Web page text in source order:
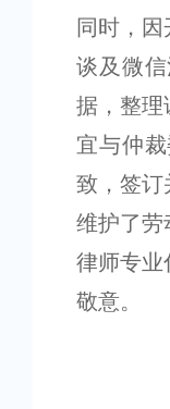
同时，
谈及微
据，整理
宜与仲
致，签订
维护了劳
律师专业
敬意。